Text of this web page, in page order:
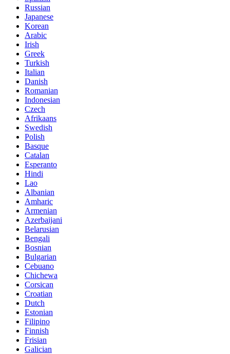
Russian
Japanese
Korean
Arabic
Irish
Greek
Turkish
Italian
Danish
Romanian
Indonesian
Czech
Afrikaans
Swedish
Polish
Basque
Catalan
Esperanto
Hindi
Lao
Albanian
Amharic
Armenian
Azerbaijani
Belarusian
Bengali
Bosnian
Bulgarian
Cebuano
Chichewa
Corsican
Croatian
Dutch
Estonian
Filipino
Finnish
Frisian
Galician